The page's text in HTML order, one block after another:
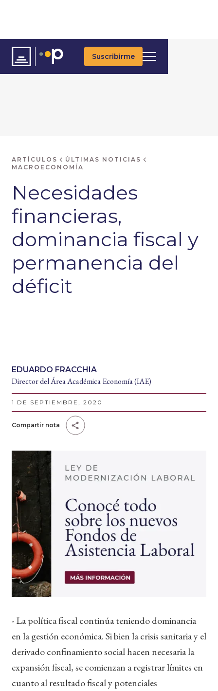
Suscribirme
ARTÍCULOS
ÚLTIMAS NOTICIAS
MACROECONOMÍA
Necesidades
financieras,
dominancia fiscal y
permanencia del
déficit
EDUARDO FRACCHIA
Director del Área Académica Economía (IAE)
1 DE SEPTIEMBRE, 2020
Compartir nota
- La política fiscal continúa teniendo dominancia
en la gestión económica. Si bien la crisis sanitaria y el
derivado confinamiento social hacen necesaria la
expansión fiscal, se comienzan a registrar límites en
cuanto al resultado fiscal y potenciales